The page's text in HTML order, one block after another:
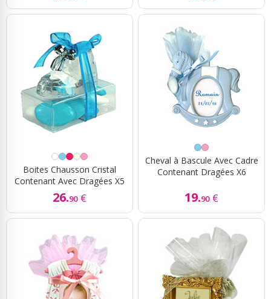
Boites Chausson Cristal
Contenant Avec Dragées X5
26.90 €
Cheval à Bascule Avec Cadre
Contenant Dragées X6
19.90 €